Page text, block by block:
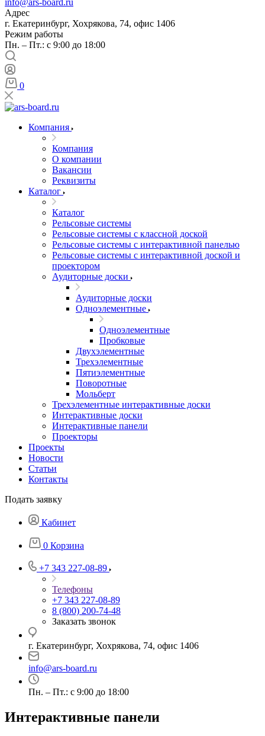
info@ars-board.ru
Адрес
г. Екатеринбург, Хохрякова, 74, офис 1406
Режим работы
Пн. – Пт.: с 9:00 до 18:00
0
Компания
Компания
О компании
Вакансии
Реквизиты
Каталог
Каталог
Рельсовые системы
Рельсовые системы с классной доской
Рельсовые системы с интерактивной панелью
Рельсовые системы с интерактивной доской и
проектором
Аудиторные доски
Аудиторные доски
Одноэлементные
Одноэлементные
Пробковые
Двухэлементные
Трехэлементные
Пятиэлементные
Поворотные
Мольберт
Трехэлементные интерактивные доски
Интерактивные доски
Интерактивные панели
Проекторы
Проекты
Новости
Статьи
Контакты
Подать заявку
Кабинет
0 Корзина
+7 343 227-08-89
Телефоны
+7 343 227-08-89
8 (800) 200-74-48
Заказать звонок
г. Екатеринбург, Хохрякова, 74, офис 1406
info@ars-board.ru
Пн. – Пт.: с 9:00 до 18:00
Интерактивные панели